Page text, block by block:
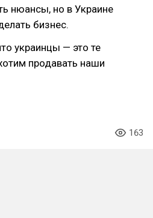
нюансы, но в Украине
бизнес.
украинцы — это те
продавать наши
163